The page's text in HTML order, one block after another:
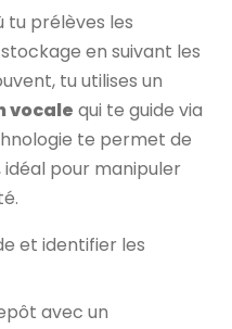
tu prélèves les
en suivant les
tu utilises un
vocale qui te guide via
te permet de
idéal pour manipuler
et identifier les
avec un